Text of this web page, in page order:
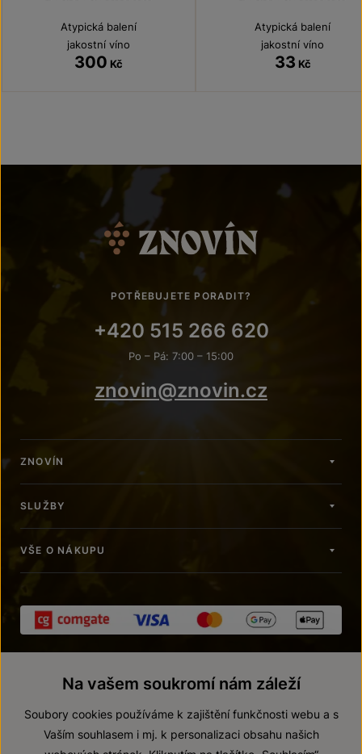
Atypická balení
jakostní víno
300 Kč
Atypická balení
jakostní víno
33 Kč
POTŘEBUJETE PORADIT?
+420 515 266 620
Po – Pá: 7:00 – 15:00
znovin@znovin.cz
ZNOVÍN
SLUŽBY
VŠE O NÁKUPU
Na vašem soukromí nám záleží
Soubory cookies používáme k zajištění funkčnosti webu a s
Vaším souhlasem i mj. k personalizaci obsahu našich